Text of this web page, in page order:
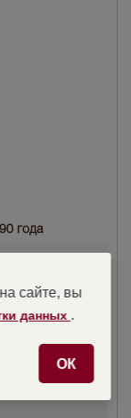
года
сайте, вы
данных .
ОК